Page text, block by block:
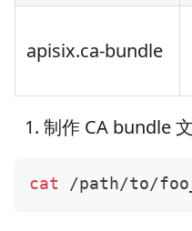
apisix.ca-bundle
制作 CA bundle
cat /path/to/